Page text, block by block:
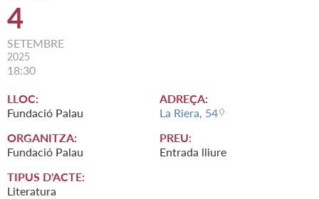
4
SETEMBRE
2025
18:30
LLOC:
Fundació Palau
ADREÇA:
La Riera, 54
ORGANITZA:
Fundació Palau
PREU:
Entrada lliure
TIPUS D'ACTE:
Literatura